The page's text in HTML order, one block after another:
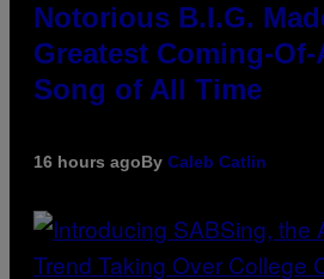
Notorious B.I.G.
Greatest Coming-
Song of All Time
16 hours agoBy Caleb Catlin